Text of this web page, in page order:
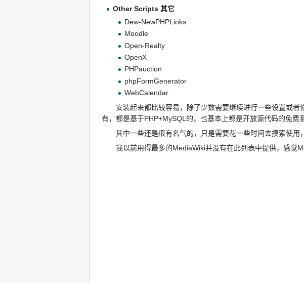
Other Scripts 其它
Dew-NewPHPLinks
Moodle
Open-Realty
OpenX
PHPauction
phpFormGenerator
WebCalendar
安装起来都比较容易，除了少数需要继续进行一些设置或者
有，都是基于PHP+MySQL的，也基本上都是开放源代码的免费
其中一些还是很有名气的，只是需要花一些时间去摸索使用
我以前用得最多的MediaWiki并没有在此列表中提供，感觉